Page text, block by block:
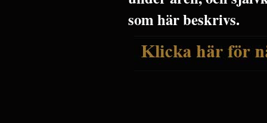
som här beskrivs.